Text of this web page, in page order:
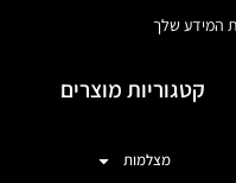
המידע שלך
קטגוריות מוצרים
מצלמות